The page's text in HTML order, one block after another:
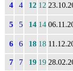
4
4 12 12
5 5 14 14
6 6 18 18
7
7 19 19